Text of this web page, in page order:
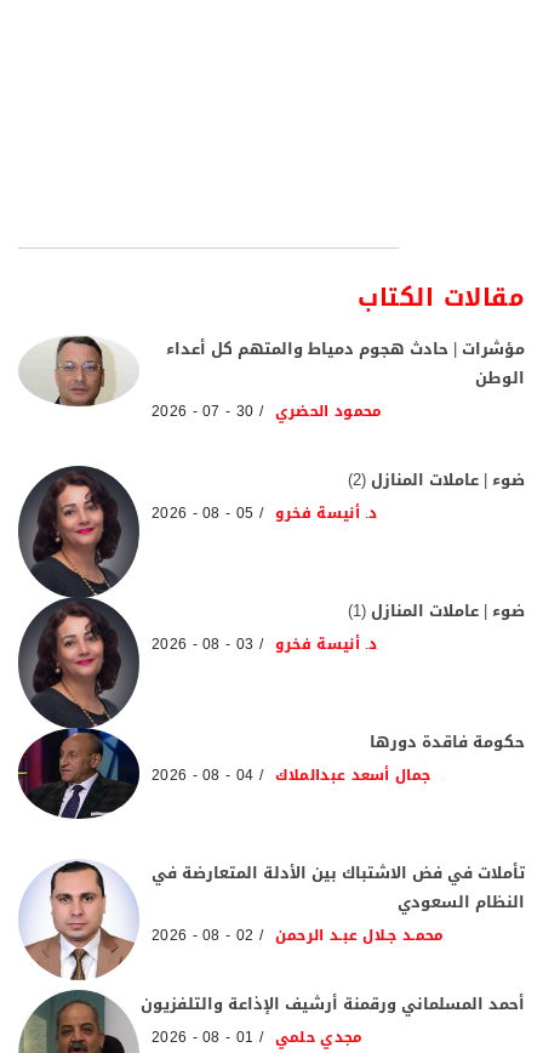
مقالات الكتاب
مؤشرات | حادث هجوم دمياط والمتهم كل أعداء
الوطن
محمود الحضري 30 - 07 - 2026
ضوء | عاملات المنازل (2)
د. أنيسة فخرو 05 - 08 - 2026
ضوء | عاملات المنازل (1)
د. أنيسة فخرو 03 - 08 - 2026
حكومة فاقدة دورها
جمال أسعد عبدالملاك 04 - 08 - 2026
تأملات في فض الاشتباك بين الأدلة المتعارضة في
النظام السعودي
محمـد جـلال عبـد الرحمن 02 - 08 - 2026
أحمد المسلماني ورقمنة أرشيف الإذاعة والتلفزيون
مجدي حلمي 01 - 08 - 2026